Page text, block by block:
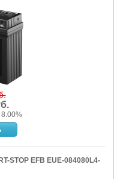
STOP EFB EUE-084080L4-